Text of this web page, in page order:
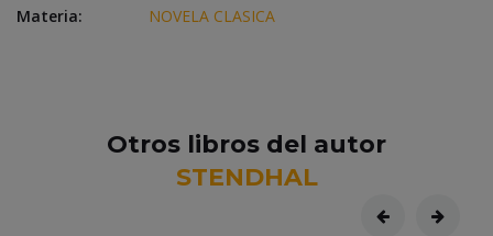
Materia:
NOVELA CLASICA
Otros libros del autor
STENDHAL